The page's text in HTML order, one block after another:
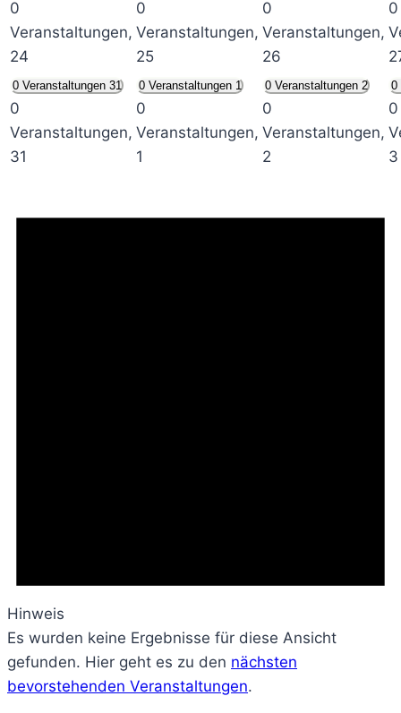
0
Veranstaltungen,
24
0
Veranstaltungen,
25
0
Veranstaltungen,
26
0
0 Veranstaltungen 31
0
Veranstaltungen,
31
0 Veranstaltungen 1
0
Veranstaltungen,
1
0 Veranstaltungen 2
0
Veranstaltungen,
2
0
0
3
Hinweis
Es wurden keine Ergebnisse für diese Ansicht
gefunden. Hier geht es zu den nächsten
bevorstehenden Veranstaltungen.